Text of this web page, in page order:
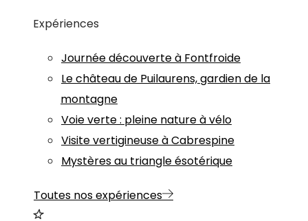
Expériences
Journée découverte à Fontfroide
Le château de Puilaurens, gardien de la
montagne
Voie verte : pleine nature à vélo
Visite vertigineuse à Cabrespine
Mystères au triangle ésotérique
Toutes nos expériences